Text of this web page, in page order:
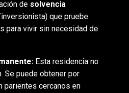
de solvencia
que pruebe
para vivir sin necesidad de
Esta residencia no
Se puede obtener por
parientes cercanos en